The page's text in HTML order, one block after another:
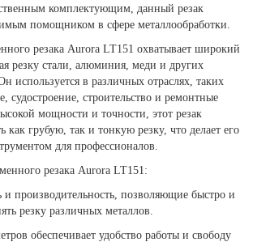
комплектующим, данный резак
помощником в сфере металлообработки.
резака Aurora LT151 охватывает широкий
резку стали, алюминия, меди и других
используется в различных отраслях, таких
судостроение, строительство и ремонтные
мощности и точности, этот резак
как грубую, так и тонкую резку, что делает его
для профессионалов.
резака Aurora LT151:
производительность, позволяющие быстро и
резку различных металлов.
обеспечивает удобство работы и свободу